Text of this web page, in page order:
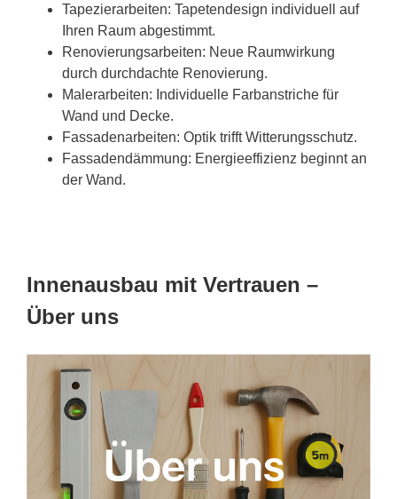
Tapezierarbeiten: Tapetendesign individuell auf
Ihren Raum abgestimmt.
Renovierungsarbeiten: Neue Raumwirkung
durch durchdachte Renovierung.
Malerarbeiten: Individuelle Farbanstriche für
Wand und Decke.
Fassadenarbeiten: Optik trifft Witterungsschutz.
Fassadendämmung: Energieeffizienz beginnt an
der Wand.
Innenausbau mit Vertrauen –
Über uns